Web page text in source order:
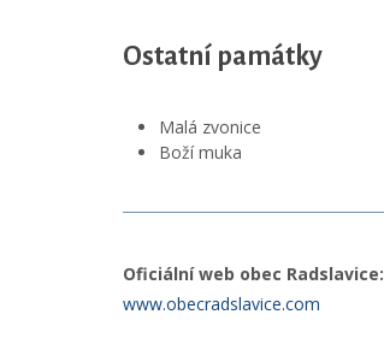
Ostatní památky
Malá zvonice
Boží muka
Oficiální web obec Radslavice:
www.obecradslavice.com